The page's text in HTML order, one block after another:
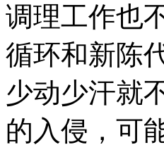
调理工作也
循环和新陈
少动少汗就
的入侵，可